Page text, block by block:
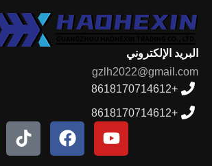
البريد الإلكتروني
gzlh2022@gmail.com
+8618170714612
+8618170714612